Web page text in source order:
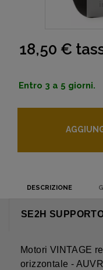
18,50 €
Entro 3 a 5 giorni.
DESCRIZIONE
SE2H
Motori VINTAGE
orizzontale -